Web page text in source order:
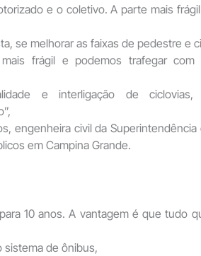
e o coletivo. A parte mais
se melhorar as faixas de pedestre e
frágil e podemos trafegar com
e interligação de
engenheira civil da
em Campina Grande.
10 anos. A vantagem é que tudo
sistema de ônibus,